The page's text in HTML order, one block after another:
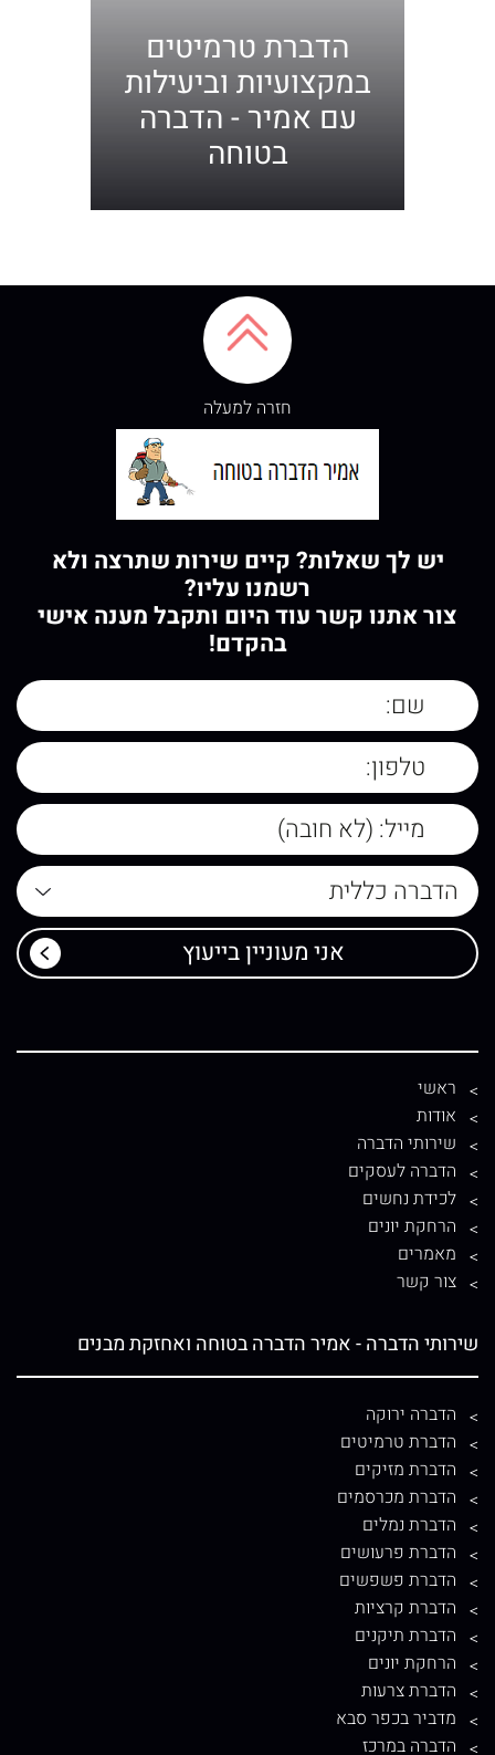
הדברת טרמיטים
במקצועיות וביעילות
עם אמיר - הדברה
בטוחה
חזרה למעלה
יש לך שאלות? קיים שירות שתרצה ולא
רשמנו עליו?
צור אתנו קשר עוד היום ותקבל מענה אישי
בהקדם!
ראשי
אודות
שירותי הדברה
הדברה לעסקים
לכידת נחשים
הרחקת יונים
מאמרים
צור קשר
שירותי הדברה - אמיר הדברה בטוחה ואחזקת מבנים
הדברה ירוקה
הדברת טרמיטים
הדברת מזיקים
הדברת מכרסמים
הדברת נמלים
הדברת פרעושים
הדברת פשפשים
הדברת קרציות
הדברת תיקנים
הרחקת יונים
הדברת צרעות
מדביר בכפר סבא
הדברה במרכז